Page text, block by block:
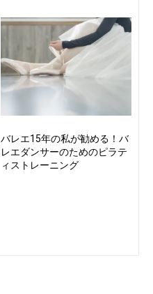
バレエ15年の私が勧める！バ
レエダンサーのためのピラテ
ィストレーニング